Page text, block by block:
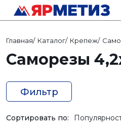
Главная/ Каталог/ Крепеж/
Саморезы
Фильтр
Сортировать по: